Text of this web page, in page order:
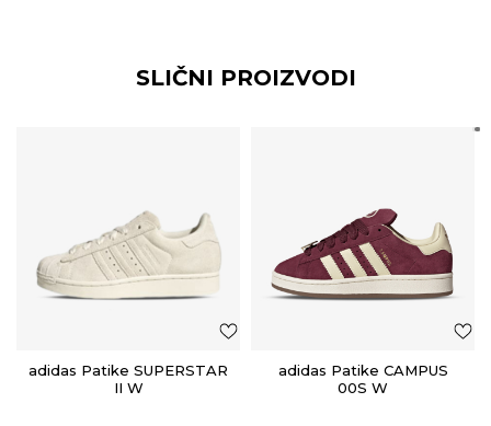
SLIČNI PROIZVODI
adidas Patike SUPERSTAR
II W
adidas Patike CAMPUS
00S W